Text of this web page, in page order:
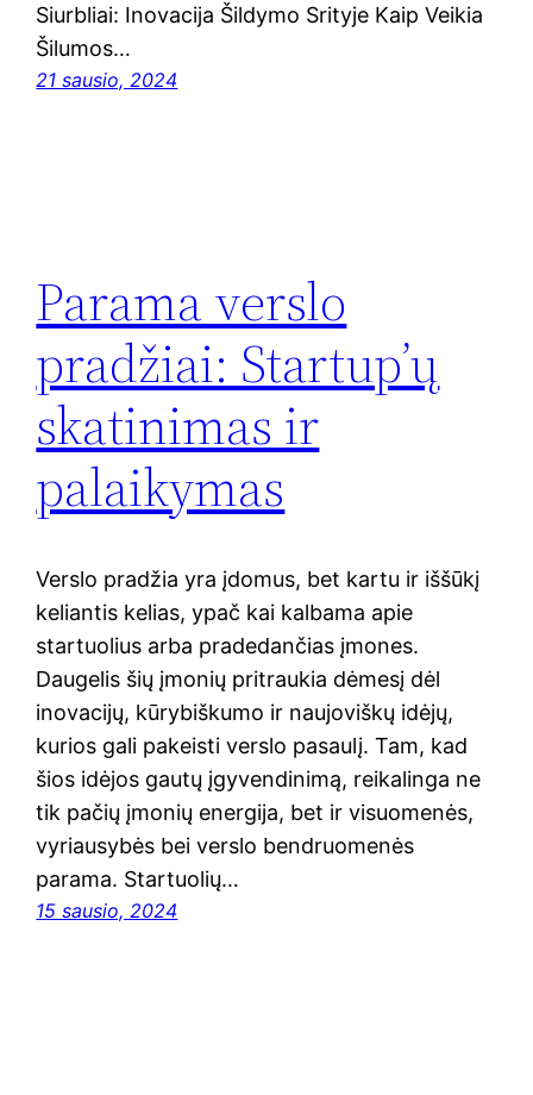
Siurbliai: Inovacija Šildymo Srityje Kaip Veikia
Šilumos…
21 sausio, 2024
Parama verslo
pradžiai: Startup’ų
skatinimas ir
palaikymas
Verslo pradžia yra įdomus, bet kartu ir iššūkį
keliantis kelias, ypač kai kalbama apie
startuolius arba pradedančias įmones.
Daugelis šių įmonių pritraukia dėmesį dėl
inovacijų, kūrybiškumo ir naujoviškų idėjų,
kurios gali pakeisti verslo pasaulį. Tam, kad
šios idėjos gautų įgyvendinimą, reikalinga ne
tik pačių įmonių energija, bet ir visuomenės,
vyriausybės bei verslo bendruomenės
parama. Startuolių…
15 sausio, 2024